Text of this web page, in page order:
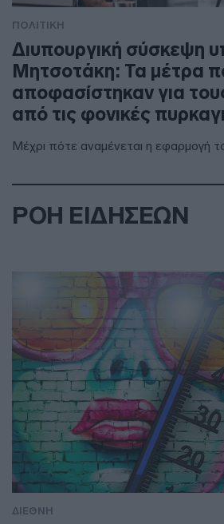
ΠΟΛΙΤΙΚΗ
Διυπουργική σύσκεψη
Μητσοτάκη: Τα μέτρα
αποφασίστηκαν για
από τις φονικές
Μέχρι πότε αναμένεται η εφαρμογή
ΡΟΗ ΕΙΔΗΣΕΩΝ
ΔΙΕΘΝΗ